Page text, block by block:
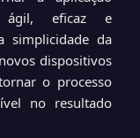
ágil, eficaz e
simplicidade da
dispositivos
o processo
no resultado